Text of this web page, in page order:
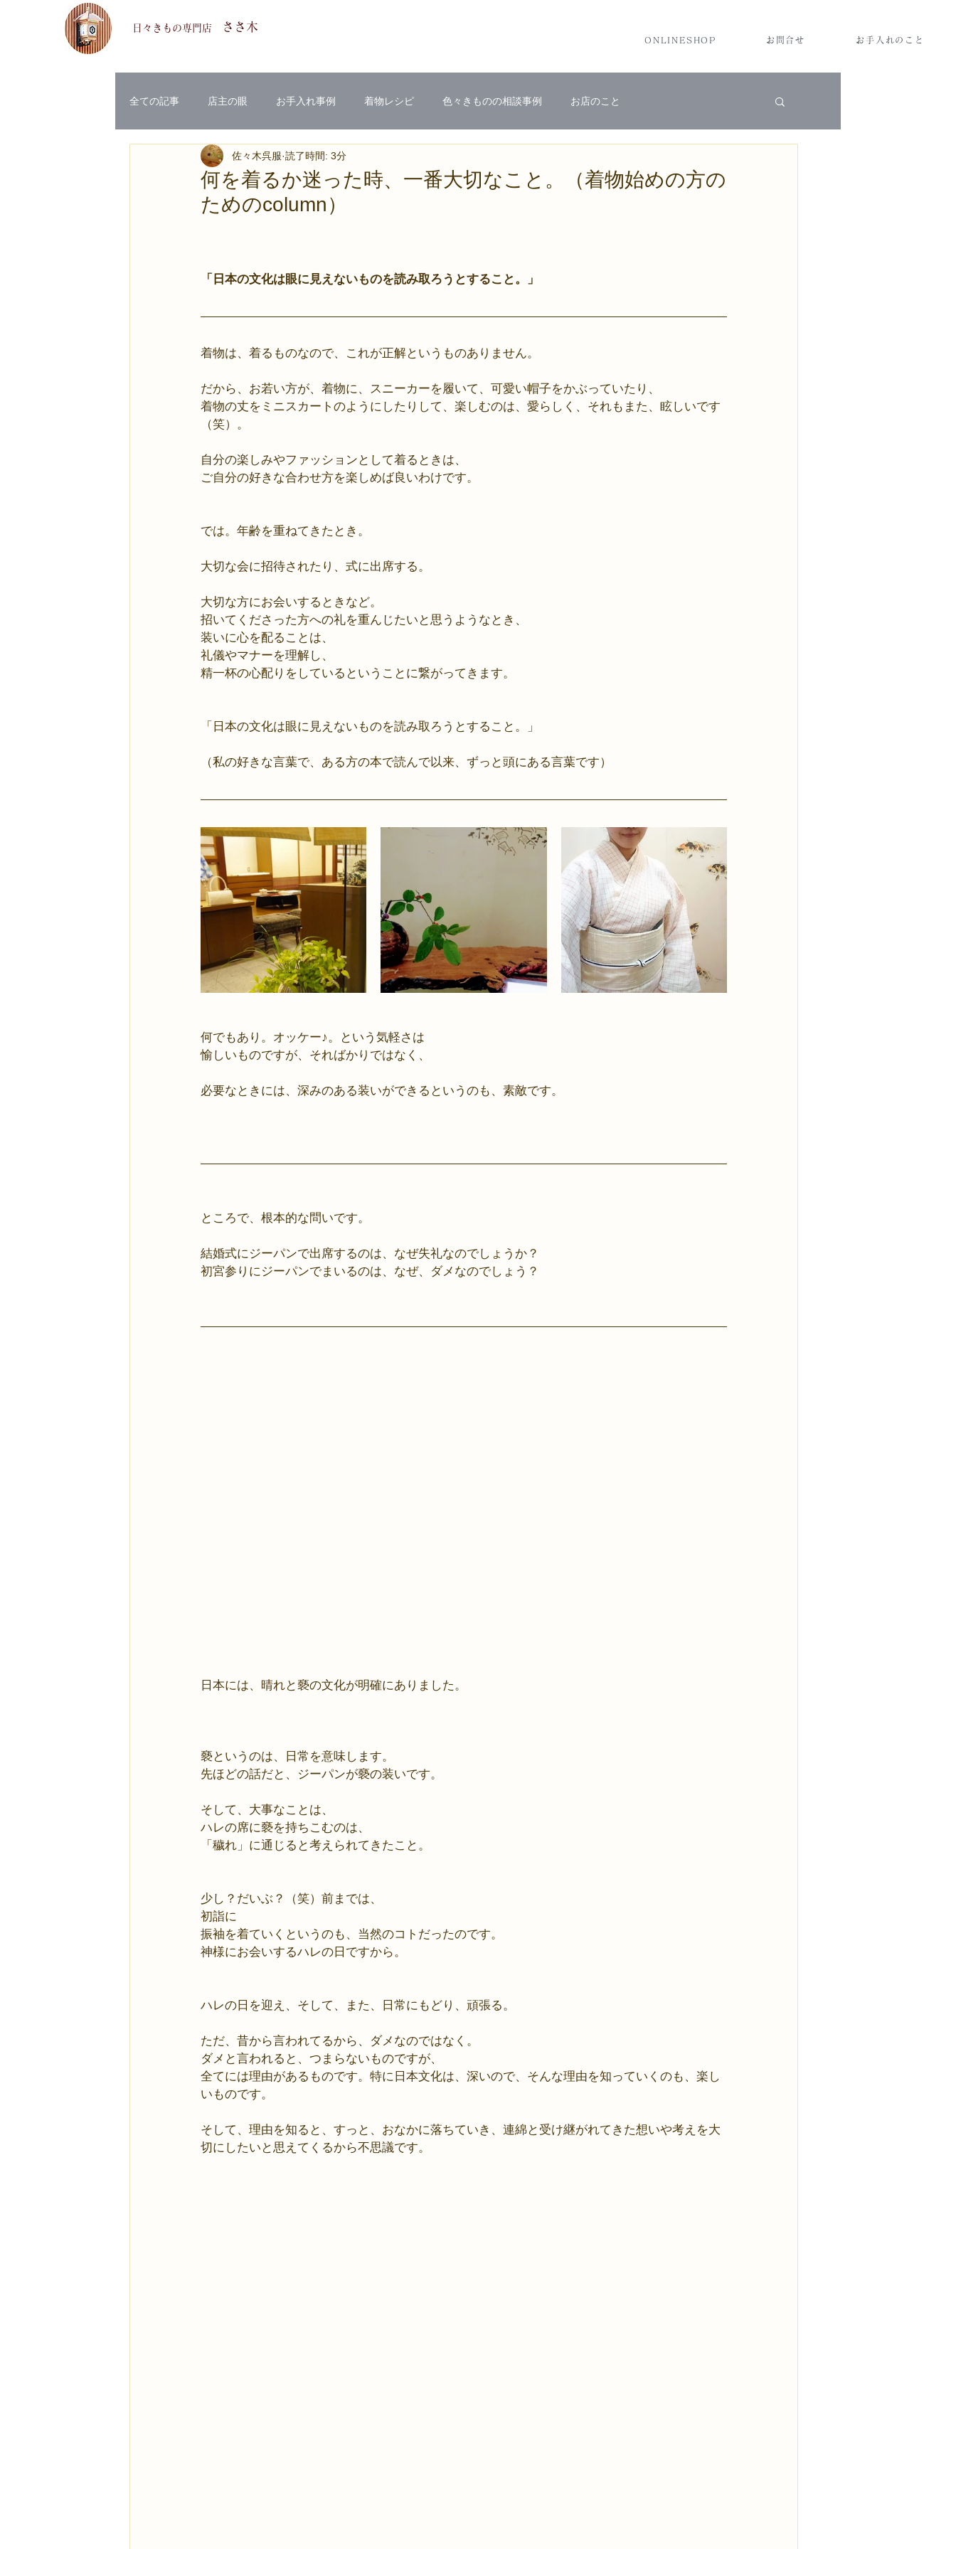
​日々きもの専門店 ささ木
ONLINESHOP お問合せ お手入れのこと
全ての記事 店主の眼 お手入れ事例 着物レシピ 色々きものの相談事例 お店のこと
何を着るか迷った時、一番大切なこと。（着物始めの方の
ためのcolumn）
佐々木呉服 読了時間: 3分
「日本の文化は眼に見えないものを読み取ろうとすること。」
着物は、着るものなので、これが正解というものありません。
だから、お若い方が、着物に、スニーカーを履いて、可愛い帽子をかぶっていたり、
着物の丈をミニスカートのようにしたりして、楽しむのは、愛らしく、それもまた、眩しいです
（笑）。
自分の楽しみやファッションとして着るときは、
ご自分の好きな合わせ方を楽しめば良いわけです。
では。年齢を重ねてきたとき。
大切な会に招待されたり、式に出席する。
大切な方にお会いするときなど。
招いてくださった方への礼を重んじたいと思うようなとき、
装いに心を配ることは、
礼儀やマナーを理解し、
精一杯の心配りをしているということに繋がってきます。
「日本の文化は眼に見えないものを読み取ろうとすること。」
（私の好きな言葉で、ある方の本で読んで以来、ずっと頭にある言葉です）
何でもあり。オッケー♪。という気軽さは
愉しいものですが、そればかりではなく、
必要なときには、深みのある装いができるというのも、素敵です。
ところで、根本的な問いです。
結婚式にジーパンで出席するのは、なぜ失礼なのでしょうか？
初宮参りにジーパンでまいるのは、なぜ、ダメなのでしょう？
日本には、晴れと褻の文化が明確にありました。
褻というのは、日常を意味します。
先ほどの話だと、ジーパンが褻の装いです。
そして、大事なことは、
ハレの席に褻を持ちこむのは、
「穢れ」に通じると考えられてきたこと。
少し？だいぶ？（笑）前までは、
初詣に
振袖を着ていくというのも、当然のコトだったのです。
神様にお会いするハレの日ですから。
ハレの日を迎え、そして、また、日常にもどり、頑張る。
ただ、昔から言われてるから、ダメなのではなく。
ダメと言われると、つまらないものですが、
全てには理由があるものです。特に日本文化は、深いので、そんな理由を知っていくのも、楽し
いものです。
そして、理由を知ると、すっと、おなかに落ちていき、連綿と受け継がれてきた想いや考えを大
切にしたいと思えてくるから不思議です。